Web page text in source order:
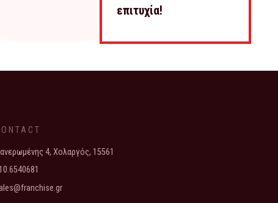
επιτυχία!
4, Χολαργός, 15561